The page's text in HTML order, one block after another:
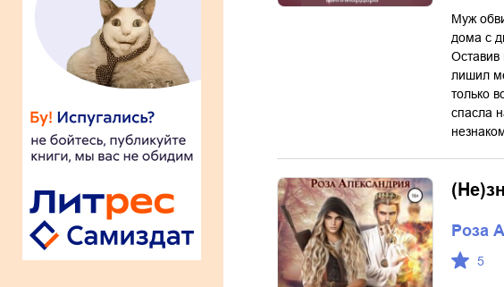
Муж
дома с
Оставив
лишил
только
спасла
Роза
5